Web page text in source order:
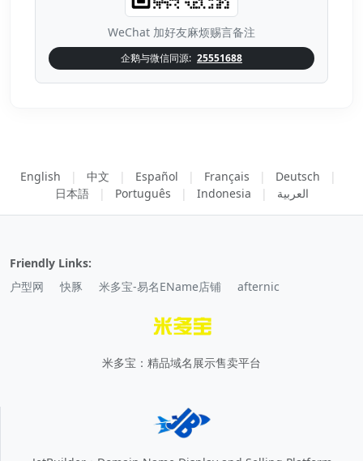
WeChat 加好友麻烦赐言备注
企鹅与微信同源: 25551688
English | 中文 | Español | Français | Deutsch
|
日本語
| Português | Indonesia | العربية
Friendly Links:
户型网
快豚 米多宝-易名EName店铺 afternic
米多宝：精品域名展示售卖平台